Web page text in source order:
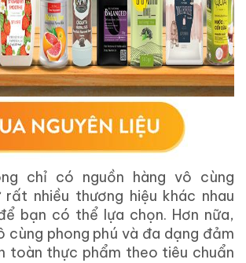
chỉ có nguồn hàng vô cùng
nhiều thương hiệu khác nhau
bạn có thể lựa chọn. Hơn nữa,
cùng phong phú và đa dạng đảm
toàn thực phẩm theo tiêu chuẩn